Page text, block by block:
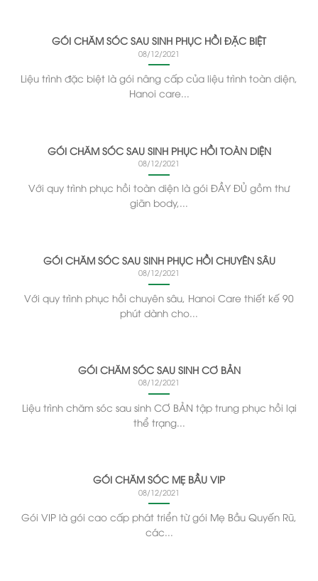
GÓI CHĂM SÓC SAU SINH PHỤC HỒI ĐẶC BIỆT
08/12/2021
Liệu trình đặc biệt là gói nâng cấp của liệu trình toàn diện,
Hanoi care...
GÓI CHĂM SÓC SAU SINH PHỤC HỒI TOÀN DIỆN
08/12/2021
Với quy trình phục hồi toàn diện là gói ĐẦY ĐỦ gồm thư
giãn body,...
GÓI CHĂM SÓC SAU SINH PHỤC HỒI CHUYÊN SÂU
08/12/2021
Với quy trình phục hồi chuyên sâu, Hanoi Care thiết kế 90
phút dành cho...
GÓI CHĂM SÓC SAU SINH CƠ BẢN
08/12/2021
Liệu trình chăm sóc sau sinh CƠ BẢN tập trung phục hồi lại
thể trạng...
GÓI CHĂM SÓC MẸ BẦU VIP
08/12/2021
Gói VIP là gói cao cấp phát triển từ gói Mẹ Bầu Quyến Rũ,
các...